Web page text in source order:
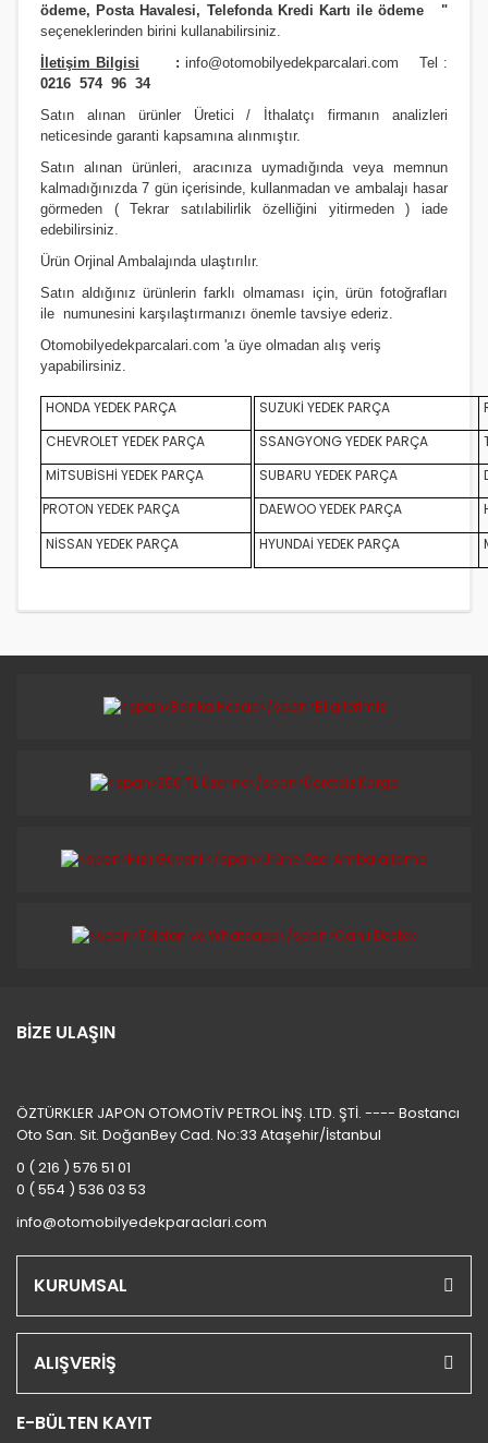
ödeme, Posta Havalesi, Telefonda Kredi Kartı ile ödeme
"
seçeneklerinden birini kullanabilirsiniz.
İletişim Bilgisi : info@otomobilyedekparcalari.com Tel :
0216 574 96 34
Satın alınan ürünler Üretici / İthalatçı firmanın analizleri
neticesinde garanti kapsamına alınmıştır.
Satın alınan ürünleri, aracınıza uymadığında veya memnun
kalmadığınızda 7 gün içerisinde, kullanmadan ve ambalajı hasar
görmeden ( Tekrar satılabilirlik özelliğini yitirmeden ) iade
edebilirsiniz.
Ürün Orjinal Ambalajında ulaştırılır.
Satın aldığınız ürünlerin farklı olmaması için, ürün fotoğrafları
ile numunesini karşılaştırmanızı önemle tavsiye ederiz.
Otomobilyedekparcalari.com 'a üye olmadan alış veriş
yapabilirsiniz.
HONDA YEDEK PARÇA SUZUKİ YEDEK PARÇA
CHEVROLET YEDEK PARÇA
SSANGYONG YEDEK PARÇA
MİTSUBİSHİ YEDEK PARÇA
SUBARU YEDEK PARÇA
PROTON YEDEK PARÇA
DAEWOO YEDEK PARÇA
NİSSAN YEDEK PARÇA
HYUNDAİ YEDEK PARÇA
BİZE ULAŞIN
ÖZTÜRKLER JAPON OTOMOTİV PETROL İNŞ. LTD. ŞTİ. ---- Bostancı
Oto San. Sit. DoğanBey Cad. No:33 Ataşehir/İstanbul
0 ( 216 ) 576 51 01
0 ( 554 ) 536 03 53
info@otomobilyedekparaclari.com
KURUMSAL
ALIŞVERİŞ
E-BÜLTEN KAYIT